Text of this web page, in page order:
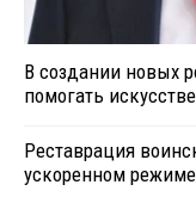
В создании новых
помогать
Реставрация
ускоренном режиме